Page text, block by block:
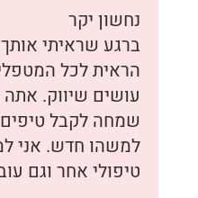
נחשון יקר
ברגע שראיתי
הראית לכל
עושים שיווק.
שמחה לקבל
למשהו חדש. אני
טיפולי אחר וגם